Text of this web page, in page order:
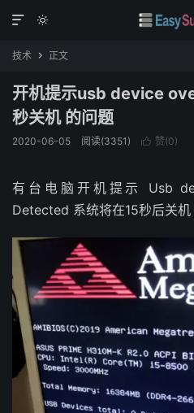


技术  正文
开机提示usb device
秒关机 的问题
2020-06-05 阅读(3351)  赞(0)
有台电脑开机提示 Usb
Detected 系统将在15秒后关机